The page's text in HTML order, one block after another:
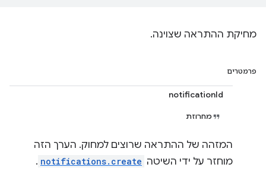
מחיקת ההתראה שצוינה.
פרמטרים
notificationId
מחרוזת
המזהה של ההתראה שרוצים למחוק. הערך הזה
מוחזר על ידי השיטה notifications.create
.